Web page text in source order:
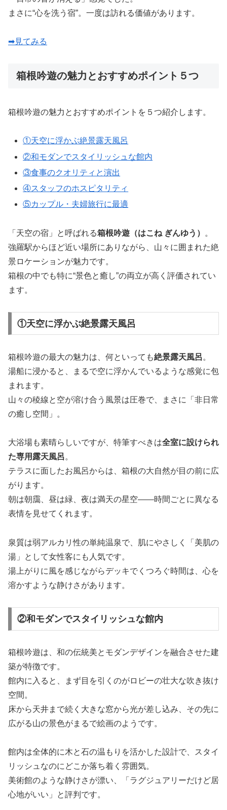
まさに“心を洗う宿”。一度は訪れる価値があります。
➡見てみる
箱根吟遊の魅力とおすすめポイント５つ
箱根吟遊の魅力とおすすめポイントを５つ紹介します。
①天空に浮かぶ絶景露天風呂
②和モダンでスタイリッシュな館内
③食事のクオリティと演出
④スタッフのホスピタリティ
⑤カップル・夫婦旅行に最適
「天空の宿」と呼ばれる箱根吟遊（はこね ぎんゆう）
。
強羅駅からほど近い場所にありながら、山々に囲まれた絶
景ロケーションが魅力です。
箱根の中でも特に“景色と癒し”の両立が高く評価されてい
ます。
①天空に浮かぶ絶景露天風呂
箱根吟遊の最大の魅力は、何といっても絶景露天風呂。
湯船に浸かると、まるで空に浮かんでいるような感覚に包
まれます。
山々の稜線と空が溶け合う風景は圧巻で、まさに「非日常
の癒し空間」。
大浴場も素晴らしいですが、特筆すべきは全室に設けられ
た専用露天風呂。
テラスに面したお風呂からは、箱根の大自然が目の前に広
がります。
朝は朝靄、昼は緑、夜は満天の星空――時間ごとに異なる
表情を見せてくれます。
泉質は弱アルカリ性の単純温泉で、肌にやさしく「美肌の
湯」として女性客にも人気です。
湯上がりに風を感じながらデッキでくつろぐ時間は、心を
溶かすような静けさがあります。
②和モダンでスタイリッシュな館内
箱根吟遊は、和の伝統美とモダンデザインを融合させた建
築が特徴です。
館内に入ると、まず目を引くのがロビーの壮大な吹き抜け
空間。
床から天井まで続く大きな窓から光が差し込み、その先に
広がる山の景色がまるで絵画のようです。
館内は全体的に木と石の温もりを活かした設計で、スタイ
リッシュなのにどこか落ち着く雰囲気。
美術館のような静けさが漂い、「ラグジュアリーだけど居
心地がいい」と評判です。